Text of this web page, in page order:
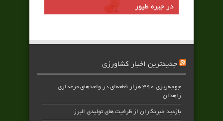
در جيره طيور
جدیدترین اخبار کشاورزی
جوجه‌ریزی ۳۹۰ هزار قطعه‌ای در واحدهای مرغداری
زاهدان
بازدید خبرنگاران از ظرفیت های تولیدی البرز